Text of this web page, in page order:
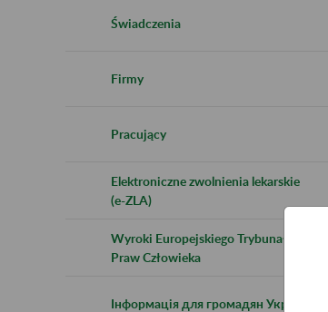
Świadczenia
Firmy
Pracujący
Elektroniczne zwolnienia lekarskie
(e-ZLA)
Wyroki Europejskiego Trybunału
Praw Człowieka
Інформація для громадян України